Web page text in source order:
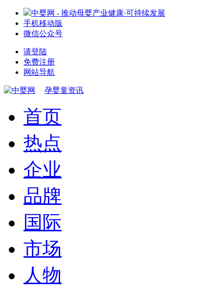
中婴网 - 推动母婴产业健康·可持续发展
手机移动版
微信公众号
请登陆
免费注册
网站导航
孕婴童资讯
首页
热点
企业
品牌
国际
市场
人物